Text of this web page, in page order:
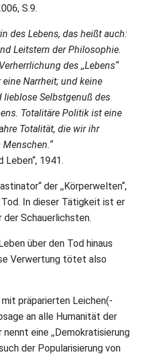
S.9.
des Lebens, das heißt auch:
Leitstern der Philosophie.
des ,,Lebens“
Narrheit; und keine
lieblose Selbstgenuß des
Totalitäre Politik ist eine
Totalität, die wir ihr
Leben“, 1941.
der ,,Körperwelten“,
In dieser Tätigkeit ist er
der Schauerlichsten.
über den Tod hinaus
Verwertung tötet also
präparierten Leichen(-
an alle Humanität der
eine ,,Demokratisierung
der Popularisierung von